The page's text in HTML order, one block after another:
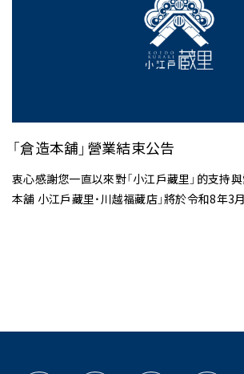
「倉造本舖」營業結束公告
衷心感謝您一直以來對「小江戶藏里」的支持
本舖 小江戶藏里・川越福藏店」將於令和8年3